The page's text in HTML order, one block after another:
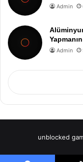
Admin
Admin
unblocked